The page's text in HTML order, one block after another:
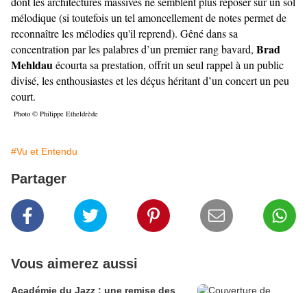
mélodique (si toutefois un tel amoncellement de notes permet de
reconnaître les mélodies qu'il reprend). Gêné dans sa
concentration par les palabres d’un premier rang bavard, Brad
Mehldauécourta sa prestation, offrit un seul rappel à un public
divisé, les enthousiastes et les déçus héritant d’un concert un peu
court.
Photo © Philippe Etheldrède
#Vu et Entendu
Partager
Vous aimerez aussi
Académie du Jazz : une remise des